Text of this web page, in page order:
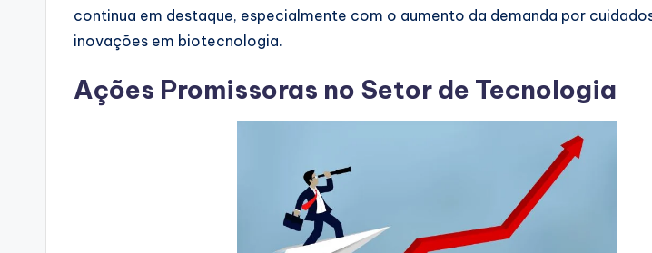
continua em destaque, especialmente com o aumento da demanda por
inovações em biotecnologia.
Ações Promissoras no Setor de Tecnologia